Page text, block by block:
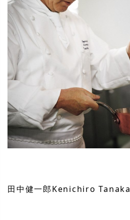
田中健一郎Kenichiro Tanaka